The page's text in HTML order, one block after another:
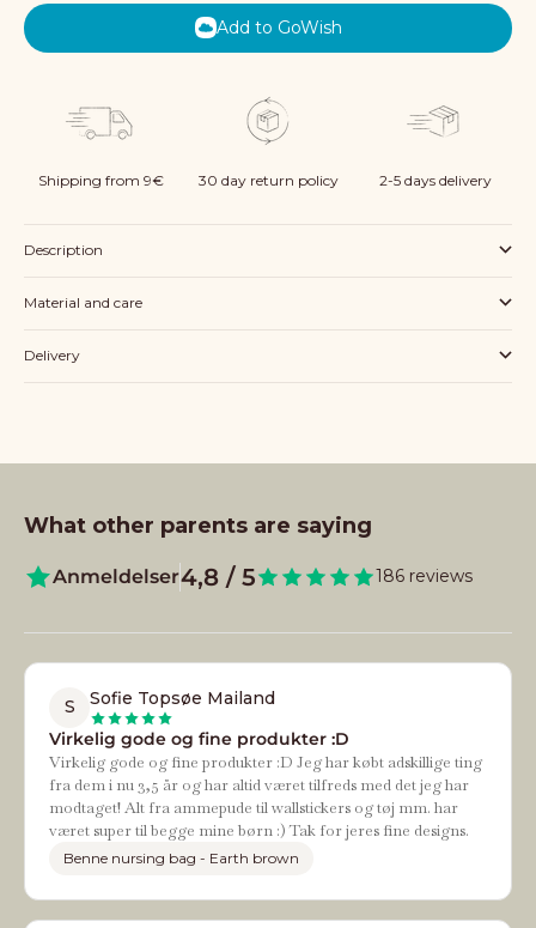
Add to GoWish
Shipping from 9€ 30 day return policy 2-5 days delivery
Description
Material and care
Delivery
What other parents are saying
Anmeldelser4,8 / 5 186 reviews
S
Sofie Topsøe Mailand
Virkelig gode og fine produkter :D
Virkelig gode og fine produkter :D Jeg har købt adskillige ting
fra dem i nu 3,5 år og har altid været tilfreds med det jeg har
modtaget! Alt fra ammepude til wallstickers og tøj mm. har
været super til begge mine børn :) Tak for jeres fine designs.
Benne nursing bag - Earth brown